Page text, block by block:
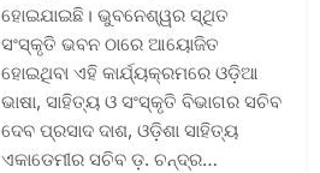
ହୋଇଯାଇଛି। ଭୁବନେଶ୍ୱର ସ୍ଥିତ
ସଂସ୍କୃତି ଭବନ ଠାରେ ଆୟୋଜିତ
ହୋଇଥିବା ଏହି କାର୍ଯ୍ୟକ୍ରମରେ ଓଡ଼ିଆ
ଭାଷା, ସାହିତ୍ୟ ଓ ସଂସ୍କୃତି ବିଭାଗର ସଚିବ
ଦେବ ପ୍ରସାଦ ଦାଶ, ଓଡ଼ିଶା ସାହିତ୍ୟ
ଏକାଡେମୀର ସଚିବ ଡ଼. ଚନ୍ଦ୍ର…